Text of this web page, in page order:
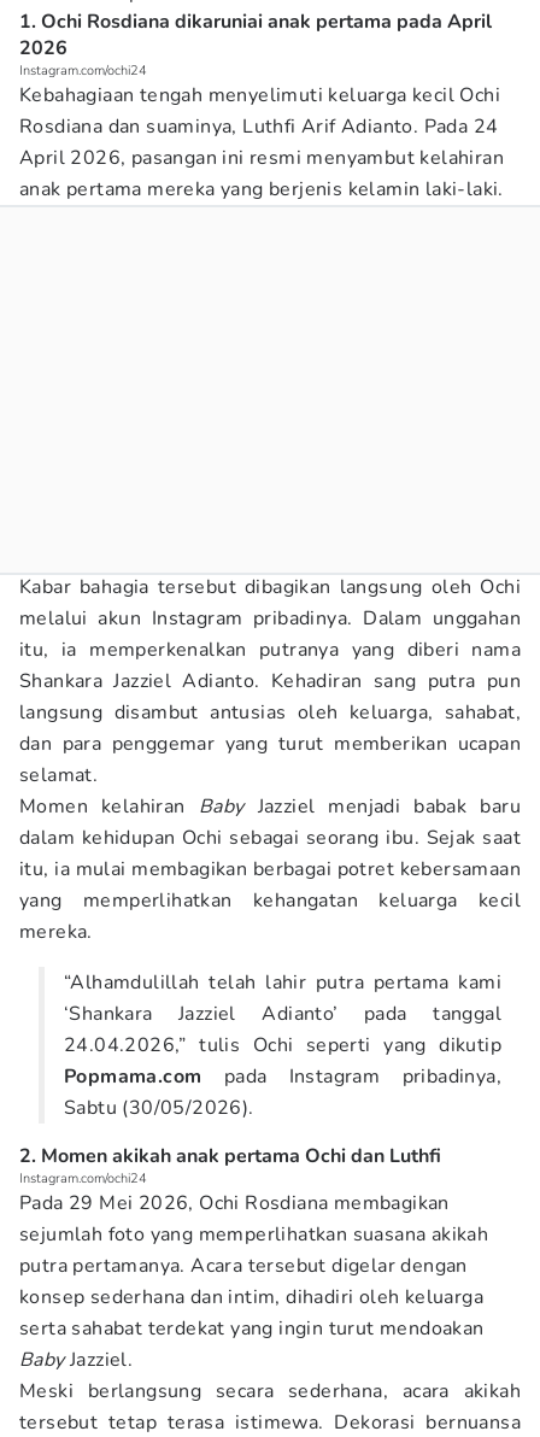
1. Ochi Rosdiana dikaruniai anak pertama pada April
2026
Instagram.com/ochi24
Kebahagiaan tengah menyelimuti keluarga kecil Ochi
Rosdiana dan suaminya, Luthfi Arif Adianto. Pada 24
April 2026, pasangan ini resmi menyambut kelahiran
anak pertama mereka yang berjenis kelamin laki-laki.
Kabar bahagia tersebut dibagikan langsung oleh Ochi
melalui akun Instagram pribadinya. Dalam unggahan
itu, ia memperkenalkan putranya yang diberi nama
Shankara Jazziel Adianto. Kehadiran sang putra pun
langsung disambut antusias oleh keluarga, sahabat,
dan para penggemar yang turut memberikan ucapan
selamat.
Momen kelahiran BabyJazziel menjadi babak baru
dalam kehidupan Ochi sebagai seorang ibu. Sejak saat
itu, ia mulai membagikan berbagai potret kebersamaan
yang memperlihatkan kehangatan keluarga kecil
mereka.
“Alhamdulillah telah lahir putra pertama kami
‘Shankara Jazziel Adianto’ pada tanggal
24.04.2026,” tulis Ochi seperti yang dikutip
Popmama.com pada Instagram pribadinya,
Sabtu (30/05/2026).
2. Momen akikah anak pertama Ochi dan Luthfi
Instagram.com/ochi24
Pada 29 Mei 2026, Ochi Rosdiana membagikan
sejumlah foto yang memperlihatkan suasana akikah
putra pertamanya. Acara tersebut digelar dengan
konsep sederhana dan intim, dihadiri oleh keluarga
serta sahabat terdekat yang ingin turut mendoakan
BabyJazziel.
Meski berlangsung secara sederhana, acara akikah
tersebut tetap terasa istimewa. Dekorasi bernuansa